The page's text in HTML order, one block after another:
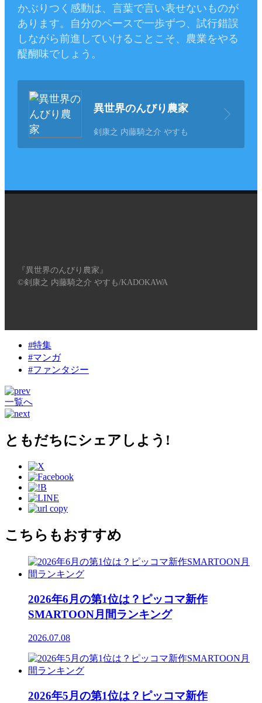
かぶりつく感動は、言葉で言い表せないものが
あります。自分のペースで一歩ずつ、試行錯誤
しながら前進していけることこそ、農業をやる
醍醐味でしょう。
異世界のんびり農家
剣康之 内藤騎之介 やすも
『異世界のんびり農家』
©剣康之 内藤騎之介 やすも/KADOKAWA
#特集
#マンガ
#ファンタジー
一覧へ
ともだちにシェアしよう!
こちらもおすすめ
2026年6月の第1位は？ピッコマ新作
SMARTOON月間ランキング
2026.07.08
2026年5月の第1位は？ピッコマ新作